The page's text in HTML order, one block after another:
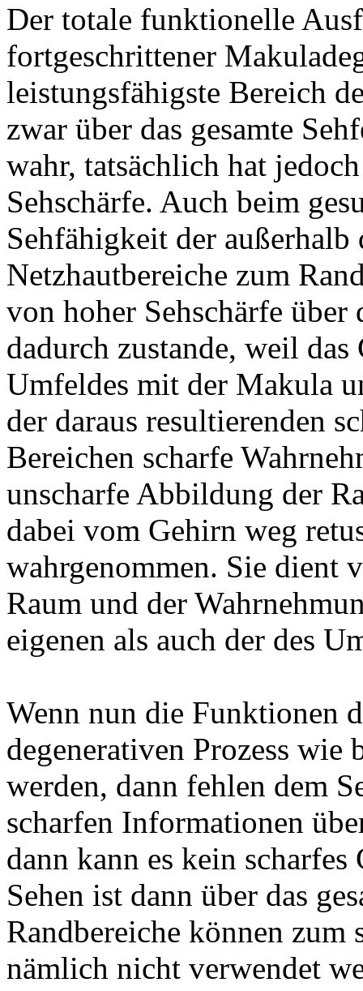
Der totale funktionelle
fortgeschrittener
leistungsfähigste Bereich
zwar über das gesamte
wahr, tatsächlich hat
Sehschärfe. Auch beim
Sehfähigkeit der
Netzhautbereiche zum
von hoher Sehschärfe über
dadurch zustande, weil
Umfeldes mit der Makula
der daraus resultierenden
Bereichen scharfe
unscharfe Abbildung der
dabei vom Gehirn weg
wahrgenommen. Sie dient
Raum und der
eigenen als auch der des
Wenn nun die Funktionen
degenerativen Prozess
werden, dann fehlen dem
scharfen Informationen
dann kann es kein
Sehen ist dann über das
Randbereiche können zum
nämlich nicht verwendet